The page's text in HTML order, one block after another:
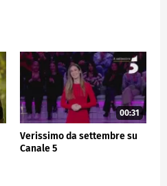
00:31
Verissimo da settembre su
Canale 5